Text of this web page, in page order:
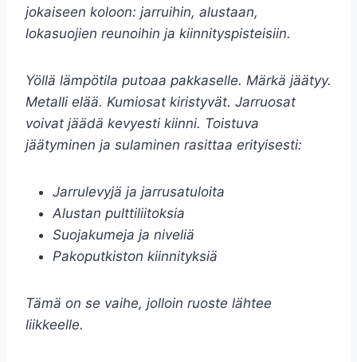
jokaiseen koloon: jarruihin, alustaan,
lokasuojien reunoihin ja kiinnityspisteisiin.
Yöllä lämpötila putoaa pakkaselle. Märkä jäätyy.
Metalli elää. Kumiosat kiristyvät. Jarruosat
voivat jäädä kevyesti kiinni. Toistuva
jäätyminen ja sulaminen rasittaa erityisesti:
Jarrulevyjä ja jarrusatuloita
Alustan pulttiliitoksia
Suojakumeja ja niveliä
Pakoputkiston kiinnityksiä
Tämä on se vaihe, jolloin ruoste lähtee
liikkeelle.